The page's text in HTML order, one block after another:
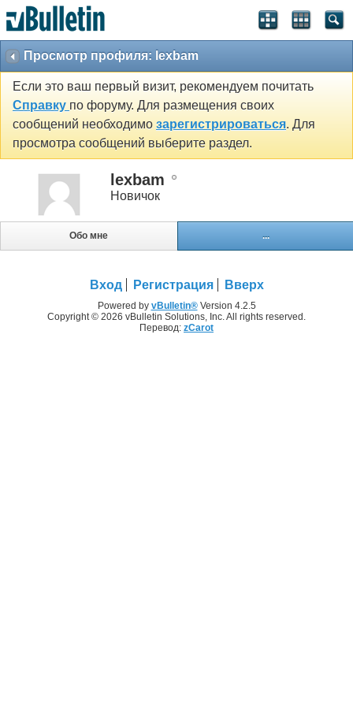
Просмотр профиля: lexbam
Если это ваш первый визит, рекомендуем почитать
Справку по форуму. Для размещения своих
сообщений необходимо зарегистрироваться. Для
просмотра сообщений выберите раздел.
lexbam
Новичок
Обо мне ...
Вход Регистрация Вверх
Powered by vBulletin®Version 4.2.5
Copyright © 2026 vBulletin Solutions, Inc. All rights reserved.
Перевод: zCarot